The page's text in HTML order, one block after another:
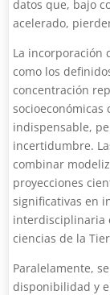
datos que, bajo
acelerado,
La incorporación
como los
concentración
socioeconómicas
indispensable,
incertidumbre.
combinar
proyecciones
significativas en
interdisciplinaria
ciencias de la
Paralelamente,
disponibilidad y